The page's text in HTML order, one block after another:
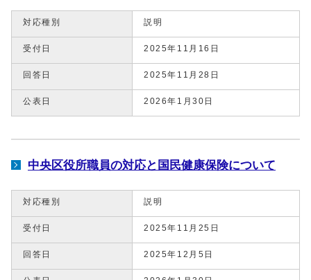
対応種別 説明
受付日 2025年11月16日
回答日 2025年11月28日
公表日 2026年1月30日
中央区役所職員の対応と国民健康保険について
対応種別 説明
受付日 2025年11月25日
回答日 2025年12月5日